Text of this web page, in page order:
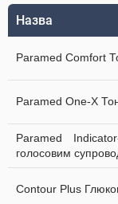
Назва
Paramed Comfort
Paramed One-X
Paramed
голосовим
Contour Plus